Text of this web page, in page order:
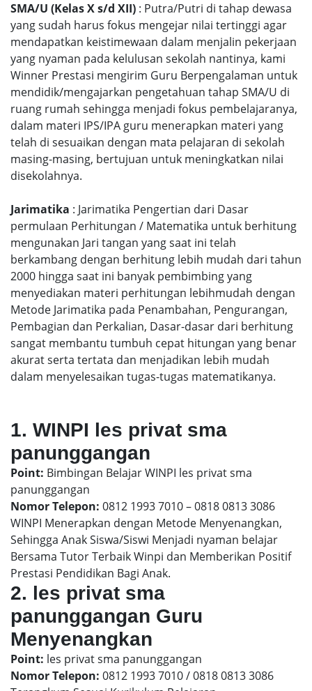
SMA/U (Kelas X s/d XII) : Putra/Putri di tahap dewasa
yang sudah harus fokus mengejar nilai tertinggi agar
mendapatkan keistimewaan dalam menjalin pekerjaan
yang nyaman pada kelulusan sekolah nantinya, kami
Winner Prestasi mengirim Guru Berpengalaman untuk
mendidik/mengajarkan pengetahuan tahap SMA/U di
ruang rumah sehingga menjadi fokus pembelajaranya,
dalam materi IPS/IPA guru menerapkan materi yang
telah di sesuaikan dengan mata pelajaran di sekolah
masing-masing, bertujuan untuk meningkatkan nilai
disekolahnya.
Jarimatika : Jarimatika Pengertian dari Dasar
permulaan Perhitungan / Matematika untuk berhitung
mengunakan Jari tangan yang saat ini telah
berkambang dengan berhitung lebih mudah dari tahun
2000 hingga saat ini banyak pembimbing yang
menyediakan materi perhitungan lebihmudah dengan
Metode Jarimatika pada Penambahan, Pengurangan,
Pembagian dan Perkalian, Dasar-dasar dari berhitung
sangat membantu tumbuh cepat hitungan yang benar
akurat serta tertata dan menjadikan lebih mudah
dalam menyelesaikan tugas-tugas matematikanya.
1. WINPI les privat sma
panunggangan
Point: Bimbingan Belajar WINPI les privat sma
panunggangan
Nomor Telepon: 0812 1993 7010 – 0818 0813 3086
WINPI Menerapkan dengan Metode Menyenangkan,
Sehingga Anak Siswa/Siswi Menjadi nyaman belajar
Bersama Tutor Terbaik Winpi dan Memberikan Positif
Prestasi Pendidikan Bagi Anak.
2. les privat sma
panunggangan Guru
Menyenangkan
Point: les privat sma panunggangan
Nomor Telepon: 0812 1993 7010 / 0818 0813 3086